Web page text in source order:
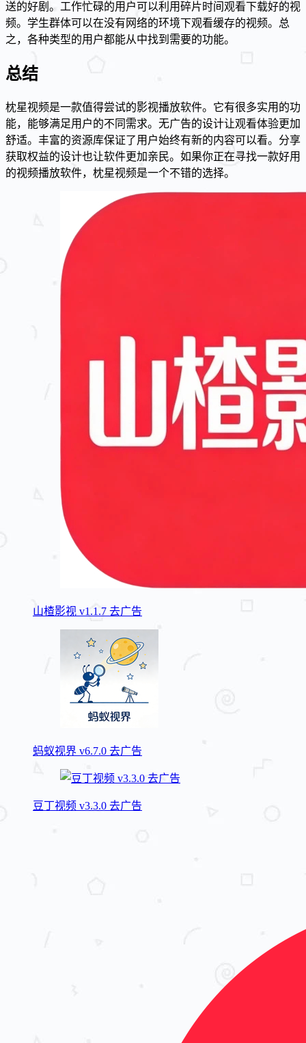
送的好剧。工作忙碌的用户可以利用碎片时间观看下载好的视
频。学生群体可以在没有网络的环境下观看缓存的视频。总
之，各种类型的用户都能从中找到需要的功能。
总结
枕星视频是一款值得尝试的影视播放软件。它有很多实用的功
能，能够满足用户的不同需求。无广告的设计让观看体验更加
舒适。丰富的资源库保证了用户始终有新的内容可以看。分享
获取权益的设计也让软件更加亲民。如果你正在寻找一款好用
的视频播放软件，枕星视频是一个不错的选择。
山楂影视 v1.1.7 去广告
蚂蚁视界 v6.7.0 去广告
豆丁视频 v3.3.0 去广告